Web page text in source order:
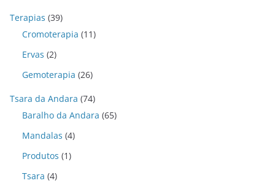
Terapias (39)
Cromoterapia (11)
Ervas (2)
Gemoterapia (26)
Tsara da Andara (74)
Baralho da Andara (65)
Mandalas (4)
Produtos (1)
Tsara (4)